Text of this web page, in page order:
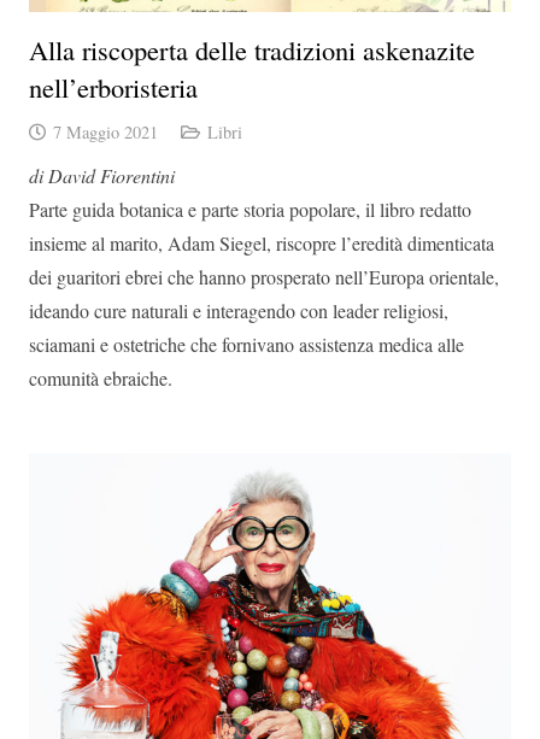
Alla riscoperta delle tradizioni askenazite
nell’erboristeria
7 Maggio 2021 Libri
di David Fiorentini
Parte guida botanica e parte storia popolare, il libro redatto
insieme al marito, Adam Siegel, riscopre l’eredità dimenticata
dei guaritori ebrei che hanno prosperato nell’Europa orientale,
ideando cure naturali e interagendo con leader religiosi,
sciamani e ostetriche che fornivano assistenza medica alle
comunità ebraiche.